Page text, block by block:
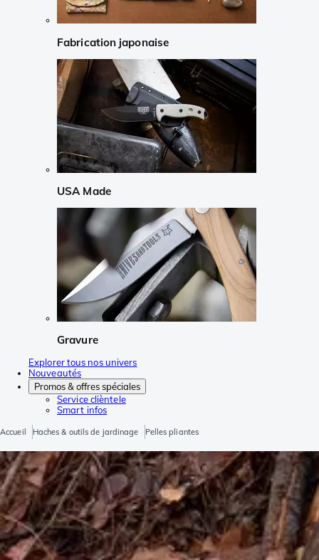
Fabrication japonaise
USA Made
Gravure
Explorer tous nos univers
Nouveautés
Promos & offres spéciales
Service clièntele
Smart infos
Accueil Haches & outils de jardinage Pelles pliantes